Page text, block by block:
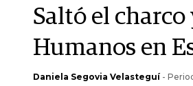
Saltó el charco
Humanos en
Daniela Segovia Velasteguí-